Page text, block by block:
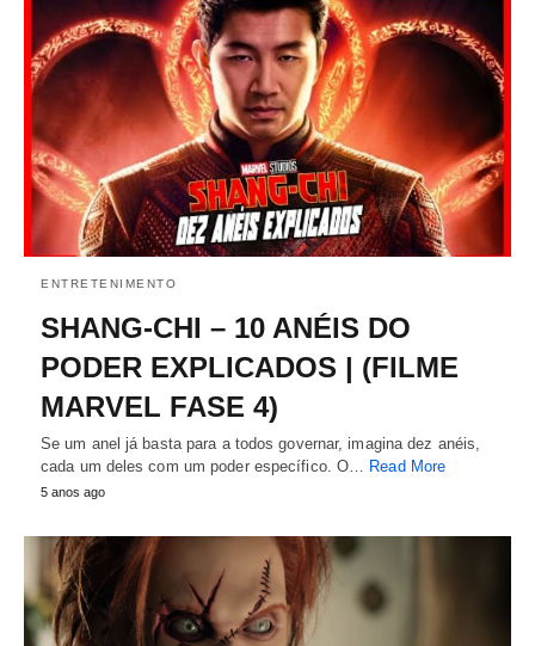
ENTRETENIMENTO
SHANG-CHI – 10 ANÉIS DO
PODER EXPLICADOS | (FILME
MARVEL FASE 4)
Se um anel já basta para a todos governar, imagina dez anéis,
cada um deles com um poder específico. O… Read More
5 anos ago